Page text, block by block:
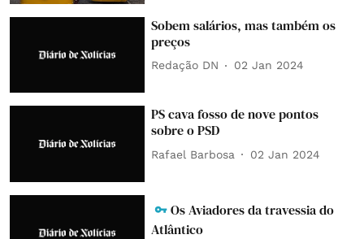
Sobem salários, mas também os
preços
Redação DN 02 Jan 2024
PS cava fosso de nove pontos
sobre o PSD
Rafael Barbosa 02 Jan 2024
Os Aviadores da travessia do
Atlântico